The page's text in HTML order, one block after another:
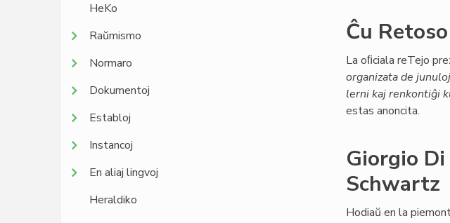
Ĉu
La oﬁciala reTejo
organizata de
lerni kaj renkontiĝi
estas anoncita.
Giorgio
Schwartz
Hodiaŭ en la
HeKo
Raŭmismo
Normaro
Dokumentoj
Establoj
Instancoj
En aliaj lingvoj
Heraldiko